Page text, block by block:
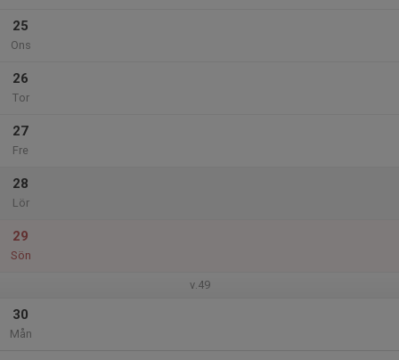
25
Ons
26
Tor
27
Fre
28
Lör
29
Sön
v.49
30
Mån